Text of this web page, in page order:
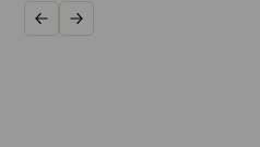
Précédent
Suivant